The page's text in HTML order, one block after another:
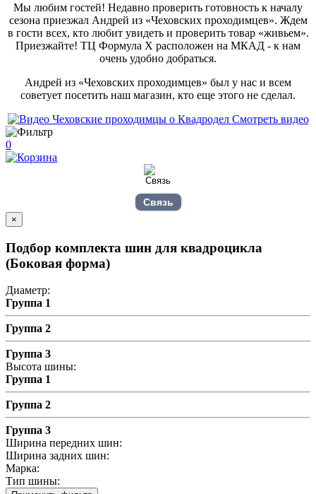
Мы любим гостей! Недавно проверить готовность к началу
сезона приезжал Андрей из «Чеховских проходимцев». Ждем
в гости всех, кто любит увидеть и проверить товар «живьем».
Приезжайте! ТЦ Формула Х расположен на МКАД - к нам
очень удобно добраться.
Андрей из «Чеховских проходимцев» был у нас и всем
советует посетить наш магазин, кто еще этого не сделал.
Смотреть видео
0
Связь
×
Подбор комплекта шин для квадроцикла
(Боковая форма)
Диаметр:
Группа 1
Группа 2
Группа 3
Высота шины:
Группа 1
Группа 2
Группа 3
Ширина передних шин:
Ширина задних шин:
Марка:
Тип шины: